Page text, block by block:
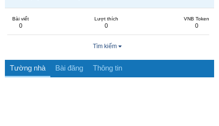
Bài viết
0
Lượt thích
0
VNB Token
0
Tìm kiếm
Tường nhà Bài đăng Thông tin